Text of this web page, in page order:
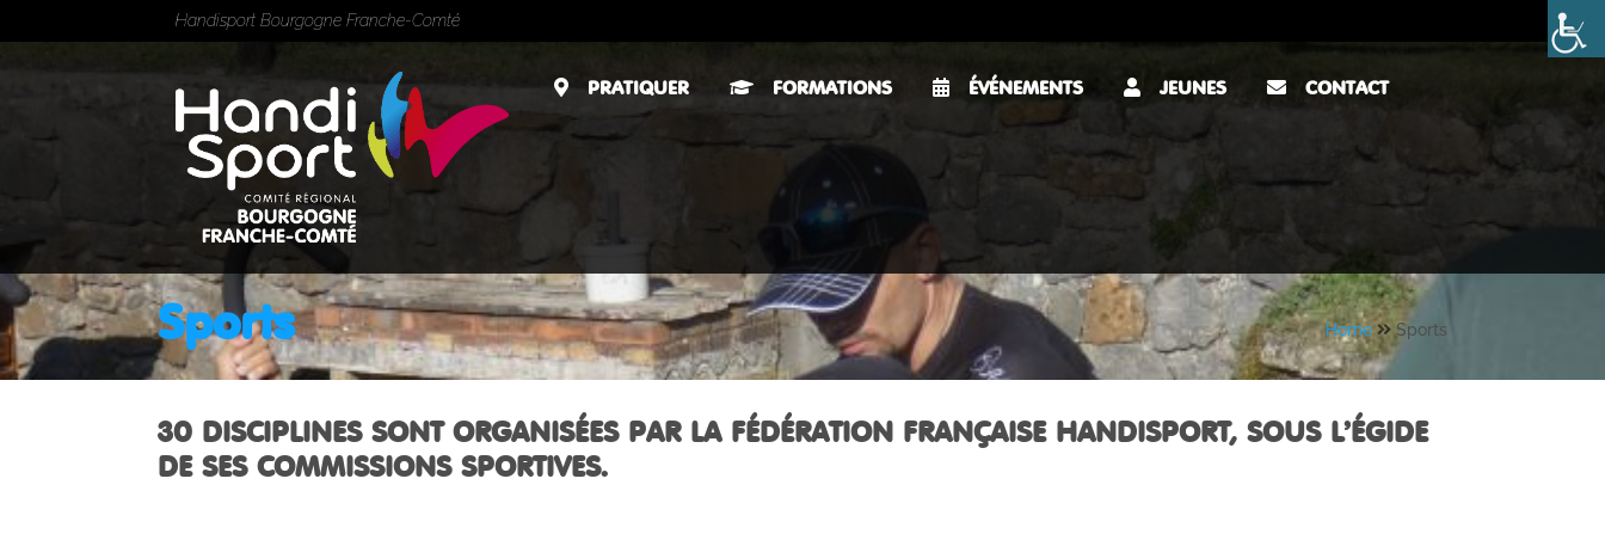
Handisport Bourgogne Franche-Comté
PRATIQUER FORMATIONS ÉVÉNEMENTS JEUNES CONTACT
Sports Home Sports
30 DISCIPLINES SONT ORGANISÉES PAR LA FÉDÉRATION FRANÇAISE HANDISPORT, SOUS L’ÉGIDE
DE SES COMMISSIONS SPORTIVES.